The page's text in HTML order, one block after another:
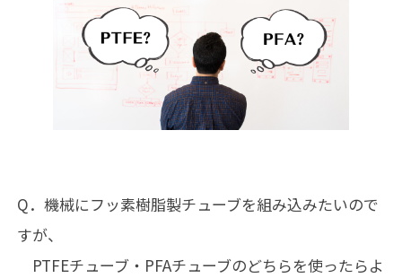
Q．機械にフッ素樹脂製チューブを組み込みたいので
すが、
PTFEチューブ・PFAチューブのどちらを使ったらよ